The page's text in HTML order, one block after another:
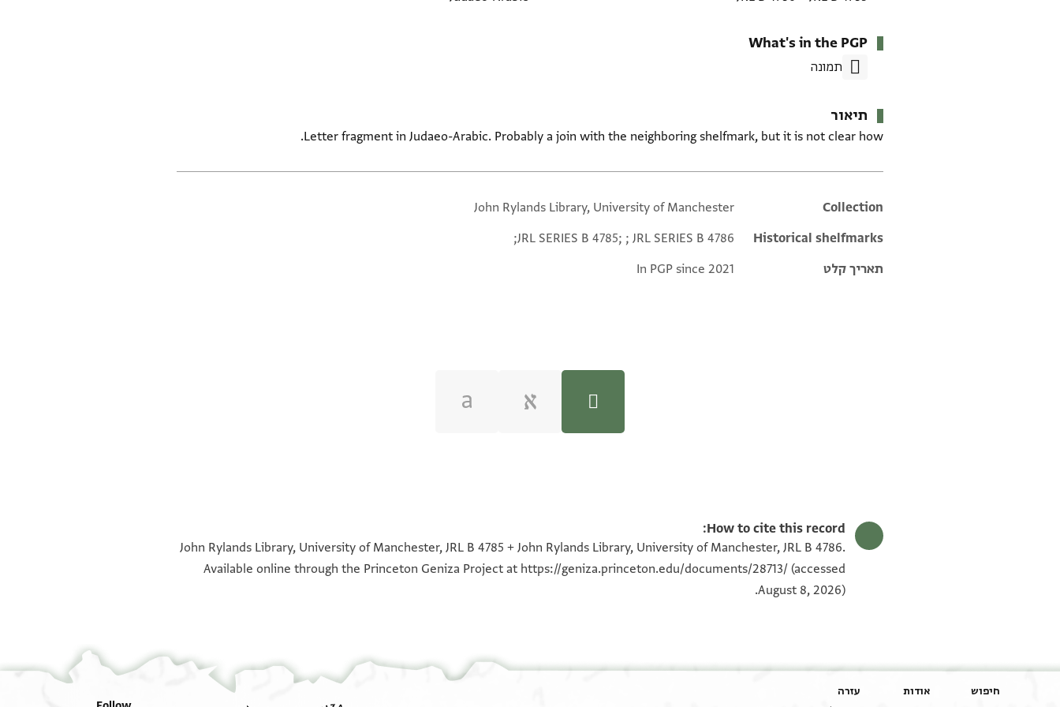
What's in the PGP
תמונה
תיאור
Letter fragment in Judaeo-Arabic. Probably a join with the neighboring shelfmark, but it is not clear how.
Additional metadata
Collection
John Rylands Library, University of Manchester
Historical shelfmarks
JRL SERIES B 4785; ; JRL SERIES B 4786;
תאריך קלט
In PGP since 2021
100%
100%
100%
100%
How to cite this record:
John Rylands Library, University of Manchester, JRL B 4785 + John Rylands Library, University of Manchester, JRL B 4786.
Available online through the Princeton Geniza Project at https://geniza.princeton.edu/documents/28713/ (accessed
August 8, 2026).
חיפוש אודות עזרה